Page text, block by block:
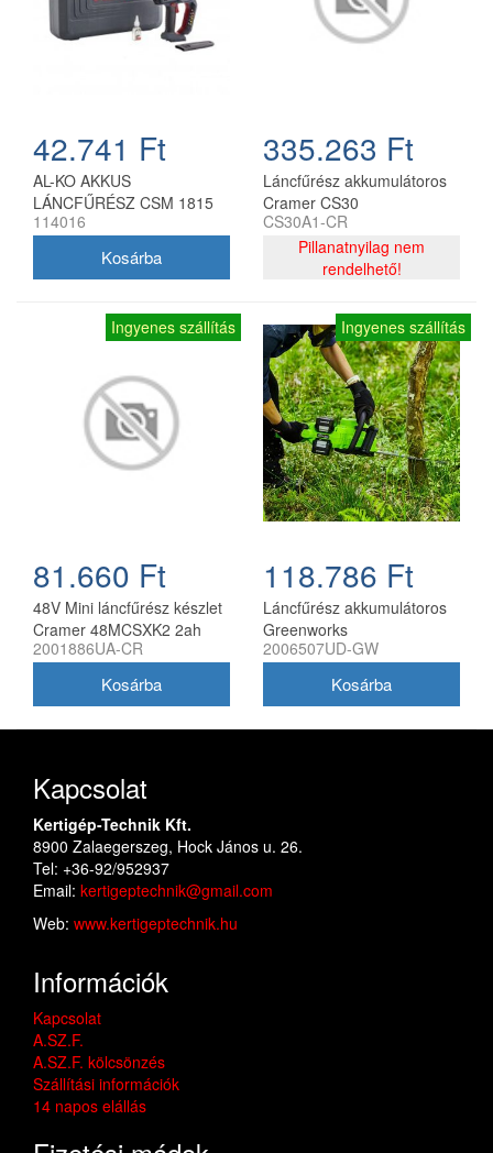
42.741 Ft
AL-KO AKKUS
LÁNCFŰRÉSZ CSM 1815
114016
335.263 Ft
Láncfűrész akkumulátoros
Cramer CS30
CS30A1-CR
Pillanatnyilag nem
rendelhető!
Ingyenes szállítás
81.660 Ft
48V Mini láncfűrész készlet
Cramer 48MCSXK2 2ah
akkumulátorral és töltővel
2001886UA-CR
Ingyenes szállítás
118.786 Ft
Láncfűrész akkumulátoros
Greenworks
GD24X2CS36K4X
2006507UD-GW
Kapcsolat
Kertigép-Technik Kft.
8900 Zalaegerszeg, Hock János u. 26.
Tel: +36-92/952937
Email: kertigeptechnik@gmail.com
Web: www.kertigeptechnik.hu
Információk
Kapcsolat
A.SZ.F.
A.SZ.F. kölcsönzés
Szállítási információk
14 napos elállás